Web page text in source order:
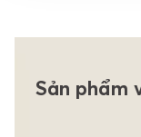
Sản phẩm